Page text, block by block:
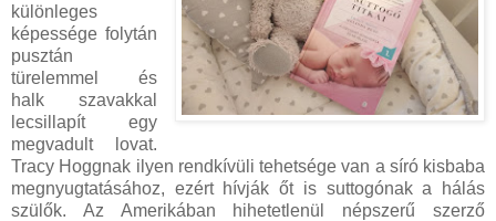
különleges
képessége folytán
pusztán
türelemmel és
halk szavakkal
lecsillapít egy
megvadult lovat.
Tracy Hoggnak ilyen rendkívüli tehetsége van a síró kisbaba
megnyugtatásához, ezért hívják őt is suttogónak a hálás
szülők. Az Amerikában hihetetlenül népszerű szerző